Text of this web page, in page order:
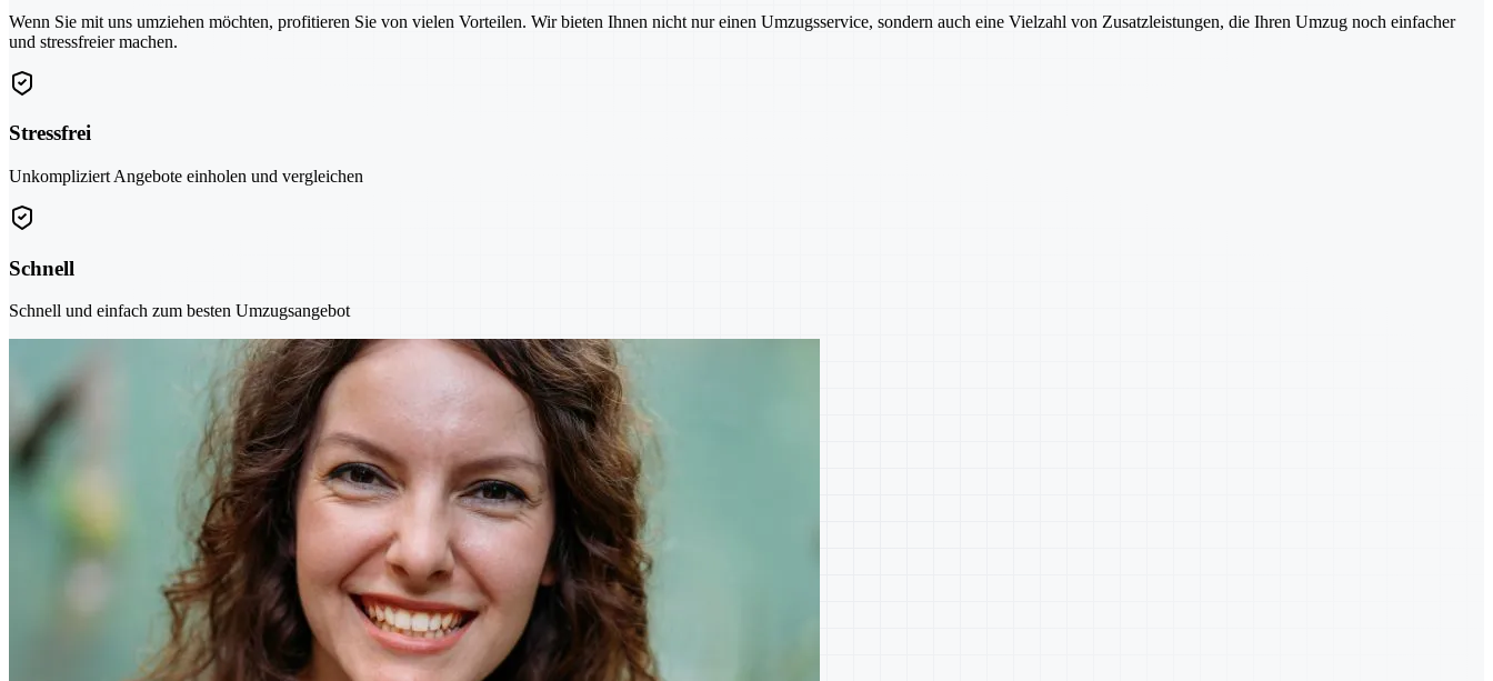
Wenn Sie mit uns umziehen möchten, profitieren Sie von vielen Vorteilen. Wir bieten Ihnen nicht nur einen Umzugsservice, sondern auch eine Vielzahl von Zusatzleistungen, die Ihren Umzug noch einfacher
und stressfreier machen.
Stressfrei
Unkompliziert Angebote einholen und vergleichen
Schnell
Schnell und einfach zum besten Umzugsangebot